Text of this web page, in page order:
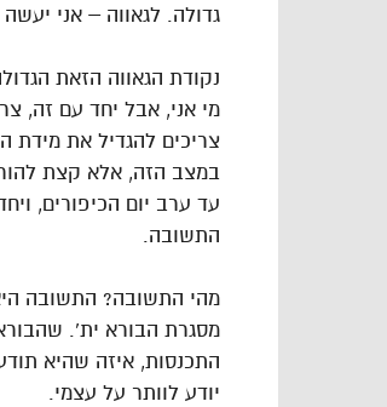
גדולה. לגאווה – אני
נקודת הגאווה הזאת
מי אני, אבל יחד עם זה,
צריכים להגדיל את מידת
במצב הזה, אלא קצת
עד ערב יום הכיפורים,
התשובה.
מהי התשובה? התשובה
מסגרת הבורא ית’.
התכנסות, איזה שהיא
יודע לוותר על עצמי.